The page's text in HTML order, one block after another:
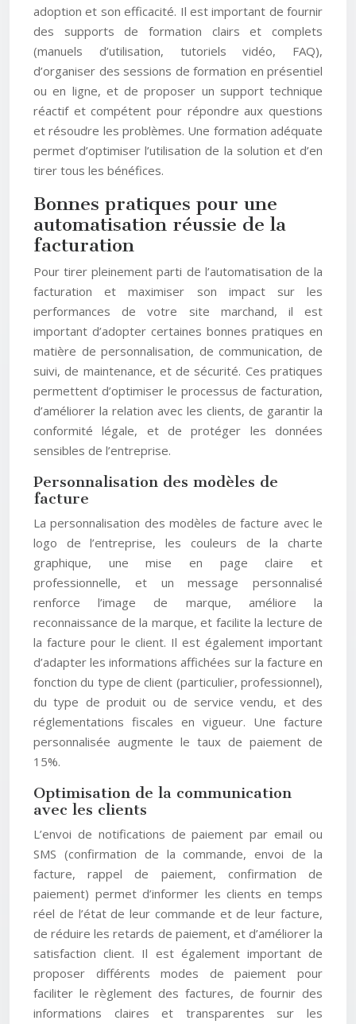
adoption et son efficacité. Il est important de fournir
des supports de formation clairs et complets
(manuels d’utilisation, tutoriels vidéo, FAQ),
d’organiser des sessions de formation en présentiel
ou en ligne, et de proposer un support technique
réactif et compétent pour répondre aux questions
et résoudre les problèmes. Une formation adéquate
permet d’optimiser l’utilisation de la solution et d’en
tirer tous les bénéfices.
Bonnes pratiques pour une
automatisation réussie de la
facturation
Pour tirer pleinement parti de l’automatisation de la
facturation et maximiser son impact sur les
performances de votre site marchand, il est
important d’adopter certaines bonnes pratiques en
matière de personnalisation, de communication, de
suivi, de maintenance, et de sécurité. Ces pratiques
permettent d’optimiser le processus de facturation,
d’améliorer la relation avec les clients, de garantir la
conformité légale, et de protéger les données
sensibles de l’entreprise.
Personnalisation des modèles de
facture
La personnalisation des modèles de facture avec le
logo de l’entreprise, les couleurs de la charte
graphique, une mise en page claire et
professionnelle, et un message personnalisé
renforce l’image de marque, améliore la
reconnaissance de la marque, et facilite la lecture de
la facture pour le client. Il est également important
d’adapter les informations affichées sur la facture en
fonction du type de client (particulier, professionnel),
du type de produit ou de service vendu, et des
réglementations fiscales en vigueur. Une facture
personnalisée augmente le taux de paiement de
15%.
Optimisation de la communication
avec les clients
L’envoi de notifications de paiement par email ou
SMS (confirmation de la commande, envoi de la
facture, rappel de paiement, confirmation de
paiement) permet d’informer les clients en temps
réel de l’état de leur commande et de leur facture,
de réduire les retards de paiement, et d’améliorer la
satisfaction client. Il est également important de
proposer différents modes de paiement pour
faciliter le règlement des factures, de fournir des
informations claires et transparentes sur les